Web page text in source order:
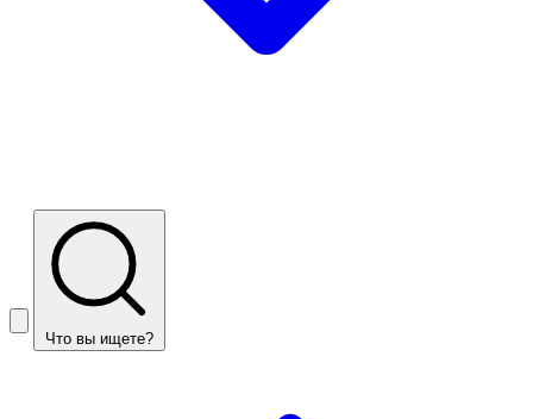
Что вы ищете?